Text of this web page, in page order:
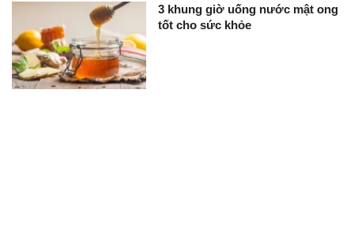
3 khung giờ uống nước mật ong
tốt cho sức khỏe